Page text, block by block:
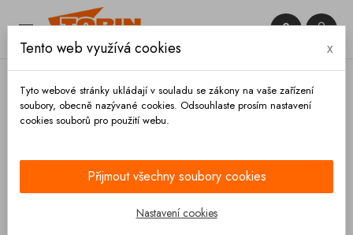
 

Tento web využívá cookies x
Tyto webové stránky ukládají v souladu se zákony na vaše zařízení
soubory, obecně nazývané cookies. Odsouhlaste prosím nastavení
cookies souborů pro použití webu.
Přijmout všechny soubory cookies
Nastavení cookies